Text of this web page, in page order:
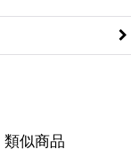
類似商品